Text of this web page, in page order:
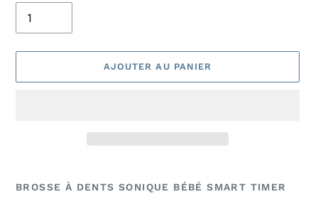
AJOUTER AU PANIER
d'un
BROSSE À DENTS SONIQUE BÉBÉ SMART TIMER